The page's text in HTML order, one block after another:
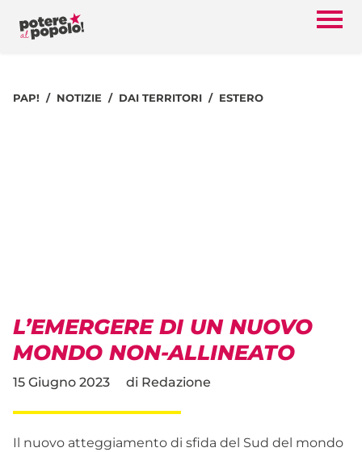
PAP! NOTIZIE DAI TERRITORI ESTERO
L’EMERGERE DI UN NUOVO
MONDO NON-ALLINEATO
15 Giugno 2023 di Redazione
Il nuovo atteggiamento di sfida del Sud del mondo